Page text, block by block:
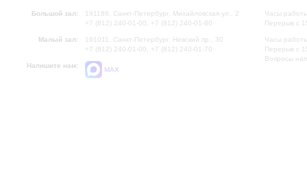
Большой зал:
191186, Санкт-Петербург, Михайловская ул., 2
+7 (812) 240-01-00, +7 (812) 240-01-80
Малый зал:
191011, Санкт-Петербург, Невский пр., 30
+7 (812) 240-01-00, +7 (812) 240-01-70
Напишите нам:
MAX
Часы
Перерыв с
Часы
Перерыв с
Вопросы